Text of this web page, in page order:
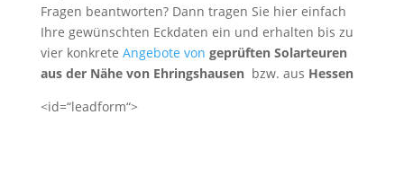
Fragen beantworten? Dann tragen Sie hier einfach
Ihre gewünschten Eckdaten ein und erhalten bis zu
vier konkrete Angebote von geprüften Solarteuren
aus der Nähe von Ehringshausen bzw. aus Hessen
<id=“leadform“>